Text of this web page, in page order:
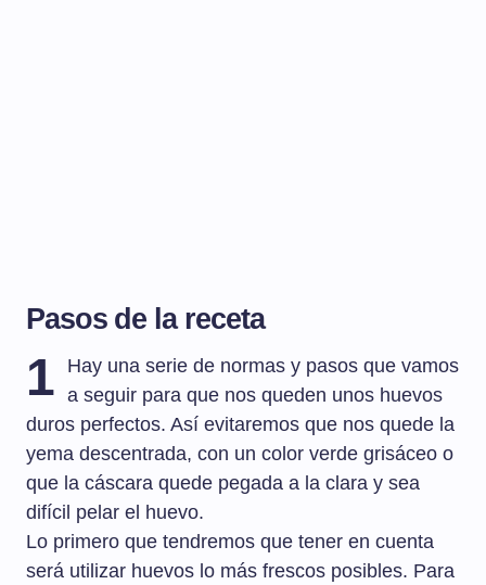
Pasos de la receta
1
Hay una serie de normas y pasos que vamos
a seguir para que nos queden unos huevos
duros perfectos. Así evitaremos que nos quede la
yema descentrada, con un color verde grisáceo o
que la cáscara quede pegada a la clara y sea
difícil pelar el huevo.
Lo primero que tendremos que tener en cuenta
será utilizar huevos lo más frescos posibles. Para